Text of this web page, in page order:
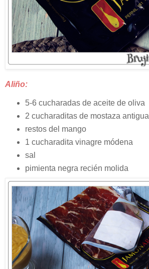
Aliño:
5-6 cucharadas de aceite de oliva
2 cucharaditas de mostaza antigua
restos del mango
1 cucharadita vinagre módena
sal
pimienta negra recién molida